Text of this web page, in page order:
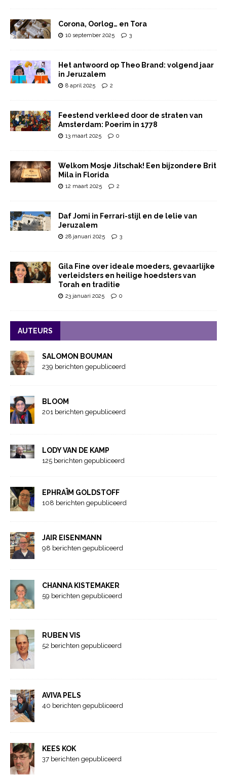
Corona, Oorlog… en Tora
10 september 2025 3
Het antwoord op Theo Brand: volgend jaar
in Jeruzalem
8 april 2025 2
Feestend verkleed door de straten van
Amsterdam: Poerim in 1778
13 maart 2025 0
Welkom Mosje Jitschak! Een bijzondere Brit
Mila in Florida
12 maart 2025 2
Daf Jomi in Ferrari-stijl en de lelie van
Jeruzalem
28 januari 2025 3
Gila Fine over ideale moeders, gevaarlijke
verleidsters en heilige hoedsters van
Torah en traditie
23 januari 2025 0
AUTEURS
SALOMON BOUMAN
239 berichten gepubliceerd
BLOOM
201 berichten gepubliceerd
LODY VAN DE KAMP
125 berichten gepubliceerd
EPHRAÏM GOLDSTOFF
108 berichten gepubliceerd
JAIR EISENMANN
98 berichten gepubliceerd
CHANNA KISTEMAKER
59 berichten gepubliceerd
RUBEN VIS
52 berichten gepubliceerd
AVIVA PELS
40 berichten gepubliceerd
KEES KOK
37 berichten gepubliceerd